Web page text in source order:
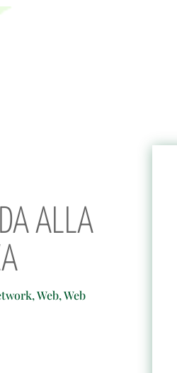
ALLA
,Web,Web